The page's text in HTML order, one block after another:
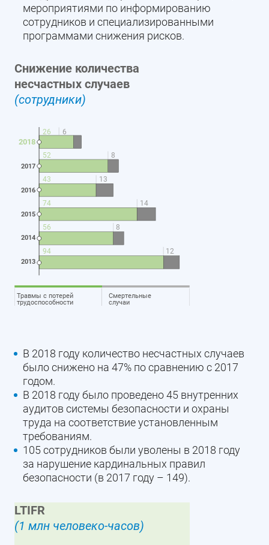
мероприятиями по информированию
сотрудников и специализированными
программами снижения рисков.
Снижение количества
несчастных случаев
(cотрудники)
26
52
43
74
56
94
6
8
13
14
8
12
2018
2017
2016
2015
2014
2013
Травмы с потерей
трудоспособности
Смертельные
случаи
В 2018 году количество несчастных случаев
было снижено на 47% по сравнению с 2017
годом.
В 2018 году было проведено 45 внутренних
аудитов системы безопасности и охраны
труда на соответствие установленным
требованиям.
105 сотрудников были уволены в 2018 году
за нарушение кардинальных правил
безопасности (в 2017 году – 149).
LTIFR
(1 млн человеко-часов)